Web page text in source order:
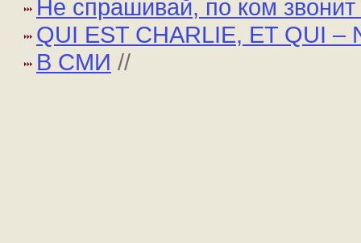
Не спрашивай, по ком
QUI EST CHARLIE, ET QUI –
В СМИ //